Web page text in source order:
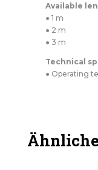
Available
● 1 m
● 2 m
● 3 m
Technical
● Operating